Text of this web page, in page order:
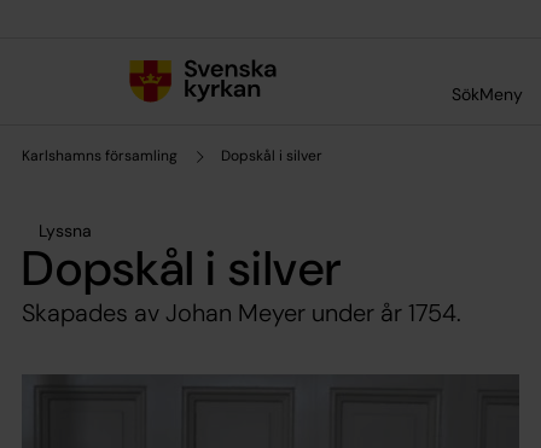
SökMeny
Karlshamns församling Dopskål i silver
Lyssna
Dopskål i silver
Skapades av Johan Meyer under år 1754.